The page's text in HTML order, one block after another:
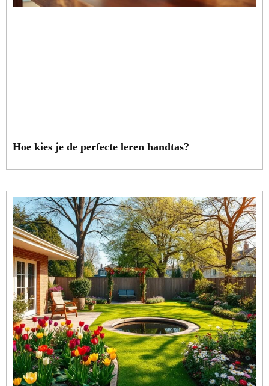
Hoe kies je de perfecte leren handtas?